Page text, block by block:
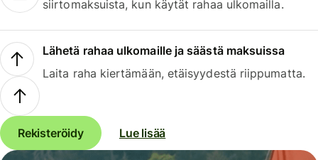
siirtomaksuista, kun käytät rahaa ulkomailla.
Lähetä rahaa ulkomaille ja säästä maksuissa
Laita raha kiertämään, etäisyydestä riippumatta.
Rekisteröidy Lue lisää